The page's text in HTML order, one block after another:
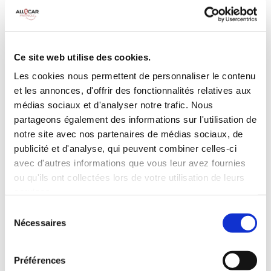
Ce site web utilise des cookies.
Les cookies nous permettent de personnaliser le contenu
et les annonces, d'offrir des fonctionnalités relatives aux
médias sociaux et d'analyser notre trafic. Nous
partageons également des informations sur l'utilisation de
notre site avec nos partenaires de médias sociaux, de
publicité et d'analyse, qui peuvent combiner celles-ci
avec d'autres informations que vous leur avez fournies
ou qu'ils ont collectées lors de votre utilisation de leurs
Nécessaires
Préférences
100 CV
INCLUS À LA LOCATION
Killométrage illimité
Assurance tous risques (hors franchise)
Carburant : plein à rendre plein
CONDITIONS DE LOCATION
Age minimum :20 ans
ASSURANCE